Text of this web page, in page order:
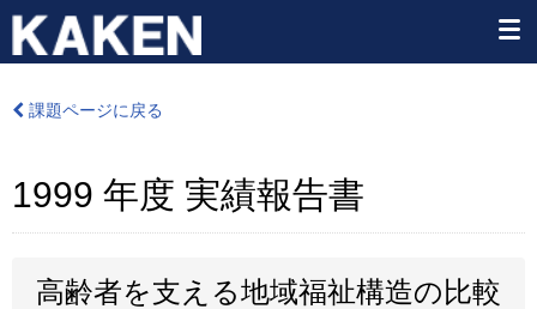
課題ページに戻る
1999 年度 実績報告書
高齢者を支える地域福祉構造の比較